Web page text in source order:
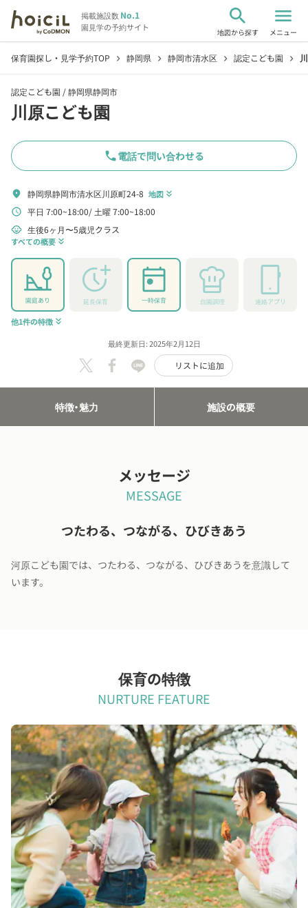
掲載施設数No.1
園見学の予約サイト
search
地図から探す
menu
メニュー
保育園探し・見学予約TOP chevron_right 静岡県 chevron_right 静岡市清水区 chevron_right 認定こども園 chevron_right
認定こども園 /静岡県静岡市
川原こども園
phone電話で問い合わせる
location_on 静岡県静岡市清水区川原町24-8 地図 keyboard_double_arrow_down
schedule 平日 7:00~18:00 土曜 7:00~18:00
child_care 生後6ヶ月〜5歳児クラス
すべての概要 keyboard_double_arrow_down
園庭あり 延長保育 一時保育 自園調理 連絡アプリ
他1件の特徴 keyboard_double_arrow_down
最終更新日: 2025年2月12日
リストに追加
特徴・魅力 施設の概要
メッセージ
MESSAGE
つたわる、つながる、ひびきあう
河原こども園では、つたわる、つながる、ひびきあうを意識して
います。
保育の特徴
NURTURE FEATURE